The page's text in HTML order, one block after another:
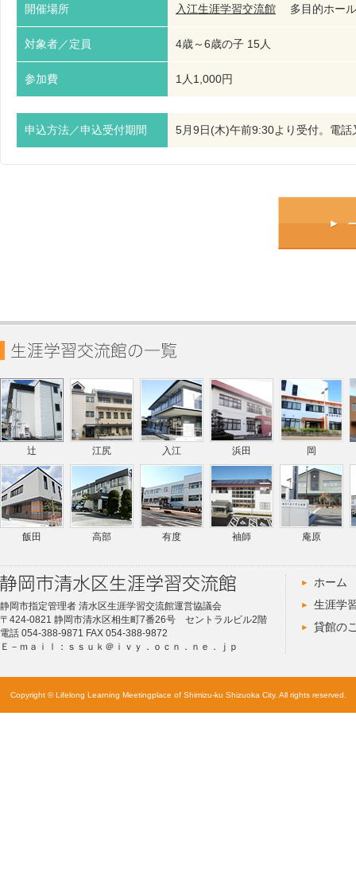
開催場所 入江生涯学習交流館 多目的ホー
対象者／定員 4歳～6歳の子 15人
参加費 1人1,000円
申込方法／申込受付期間 5月9日(木)午前9:30より受付。電
辻 江尻 入江 浜田 岡
飯田 高部 有度 袖師 庵原
静岡市指定管理者 清水区生涯学習交流館運営協議会
〒424-0821 静岡市清水区相生町7番26号 セントラルビル2階
電話 054-388-9871 FAX 054-388-9872
Ｅ－ｍａｉｌ：ｓｓｕｋ＠ｉｖｙ．ｏｃｎ．ｎｅ．ｊｐ
ホーム
生涯学
貸館の
Copyright © Lifelong Learning Meetingplace of Shimizu-ku Shizuoka City. All rights reserved.